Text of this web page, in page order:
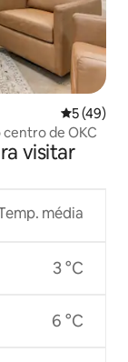
5 de uma
5 (49)
de OKC
visitar
média
3 °C
6 °C